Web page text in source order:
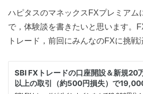
ハピタスのマネックスFXプレミアム
で，体験談を書きたいと思います。
トレード，前回にみんなのFXに挑戦